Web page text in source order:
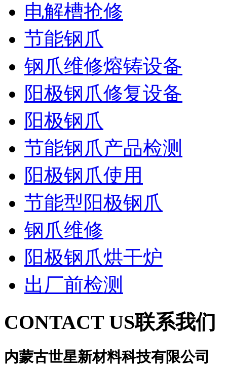
电解槽抢修
节能钢爪
钢爪维修熔铸设备
阳极钢爪修复设备
阳极钢爪
节能钢爪产品检测
阳极钢爪使用
节能型阳极钢爪
钢爪维修
阳极钢爪烘干炉
出厂前检测
CONTACT US联系我们
内蒙古世星新材料科技有限公司